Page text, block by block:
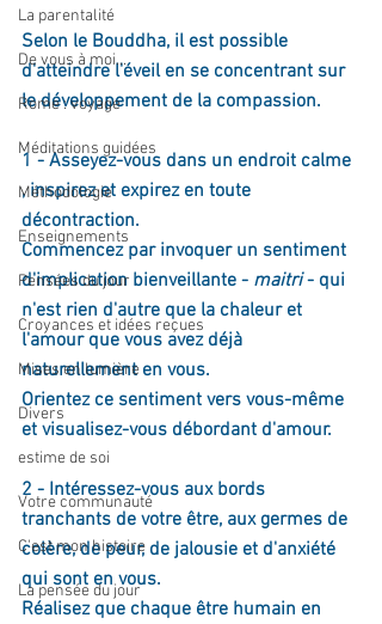
La parentalité
De vous à moi...
Rome : voyage
Méditations guidées
Méthodologie
Enseignements
Pensées du jour
Croyances et idées reçues
Mises en lumière
Divers
estime de soi
Votre communauté
C'est mon histoire
La pensée du jour
Selon le Bouddha, il est possible
d'atteindre l'éveil en se concentrant sur
le développement de la compassion.
1 - Asseyez-vous dans un endroit calme
, inspirez et expirez en toute
décontraction.
Commencez par invoquer un sentiment
d'implication bienveillante - maitri - qui
n'est rien d'autre que la chaleur et
l'amour que vous avez déjà
naturellement en vous.
Orientez ce sentiment vers vous-même
et visualisez-vous débordant d'amour.
2 - Intéressez-vous aux bords
tranchants de votre être, aux germes de
colère, de peur, de jalousie et d'anxiété
qui sont en vous.
Réalisez que chaque être humain en